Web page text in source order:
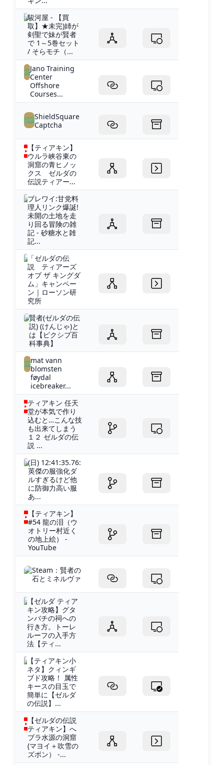
駿河屋 - 【買
取】★未完)姉が
剣聖で妹が賢者
で 1～5巻セット
/ そらモチ（...
Jano Training
Center
Offshore
Courses...
ShieldSquare
Captcha
【ティアキン】
ウルラ峡谷東の
洞窟の青ヒノッ
クス ゼルダの
伝説ティアー...
ブレワイ:甘党料
理人リンク爆誕!
未開の土地を走
り回る冒険の雑
記 - 砂糖水と雑
記...
「ゼルダの伝
説 ティアーズ
オブ ザ キングダ
ム」キャンペー
ン｜ローソン研
究所
賢者(ゼルダの伝
説) (けんじゃ)と
は【ピクシブ百
科事典】
mat vann
blomsten
føydal
icebreaker...
ティアキン 任天
堂が本気で作り
込むと…こんな技
も出来てしまう
１２ ゼルダの伝
説 ...
(日) 12:41:35.76:
英傑の服強化ダ
ルすぎるけど他
に防御力高い服
あ...
【ティアキン】
#54 龍の泪（ウ
オトリー村近く
の地上絵） -
YouTube
Steam：賢者の
石とミネルヴァ
【ゼルダ ティア
キン攻略】グタ
ンバチの祠への
行き方。トーレ
ルーフの入手方
法【ティ...
【ティアキン小
ネタ】クィンギ
ブド攻略！ 属性
キースの目玉で
簡単に【ゼルダ
の伝説】...
【ゼルダの伝説
ティアキン】へ
ブラ水源の洞窟
(マヨイ＋吹雪の
ズボン） -...